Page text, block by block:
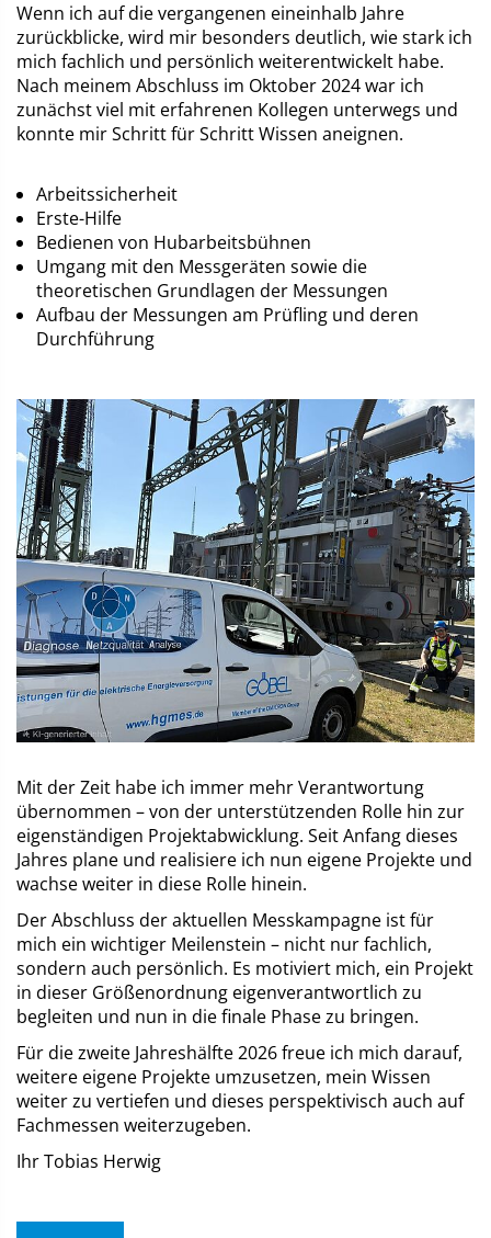
Wenn ich auf die vergangenen eineinhalb Jahre
zurückblicke, wird mir besonders deutlich, wie stark ich
mich fachlich und persönlich weiterentwickelt habe.
Nach meinem Abschluss im Oktober 2024 war ich
zunächst viel mit erfahrenen Kollegen unterwegs und
konnte mir Schritt für Schritt Wissen aneignen.
Arbeitssicherheit
Erste-Hilfe
Bedienen von Hubarbeitsbühnen
Umgang mit den Messgeräten sowie die
theoretischen Grundlagen der Messungen
Aufbau der Messungen am Prüfling und deren
Durchführung
Mit der Zeit habe ich immer mehr Verantwortung
übernommen – von der unterstützenden Rolle hin zur
eigenständigen Projektabwicklung. Seit Anfang dieses
Jahres plane und realisiere ich nun eigene Projekte und
wachse weiter in diese Rolle hinein.
Der Abschluss der aktuellen Messkampagne ist für
mich ein wichtiger Meilenstein – nicht nur fachlich,
sondern auch persönlich. Es motiviert mich, ein Projekt
in dieser Größenordnung eigenverantwortlich zu
begleiten und nun in die finale Phase zu bringen.
Für die zweite Jahreshälfte 2026 freue ich mich darauf,
weitere eigene Projekte umzusetzen, mein Wissen
weiter zu vertiefen und dieses perspektivisch auch auf
Fachmessen weiterzugeben.
Ihr Tobias Herwig